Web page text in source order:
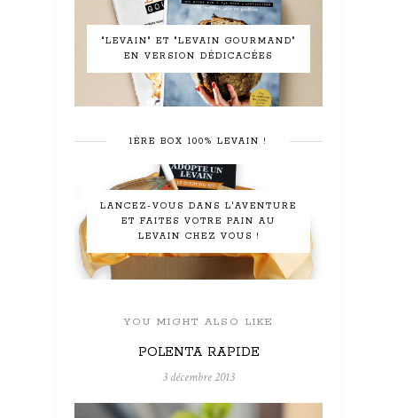
"LEVAIN" ET "LEVAIN GOURMAND"
EN VERSION DÉDICACÉES
1ÈRE BOX 100% LEVAIN !
LANCEZ-VOUS DANS L'AVENTURE
ET FAITES VOTRE PAIN AU
LEVAIN CHEZ VOUS !
YOU MIGHT ALSO LIKE
POLENTA RAPIDE
3 décembre 2013